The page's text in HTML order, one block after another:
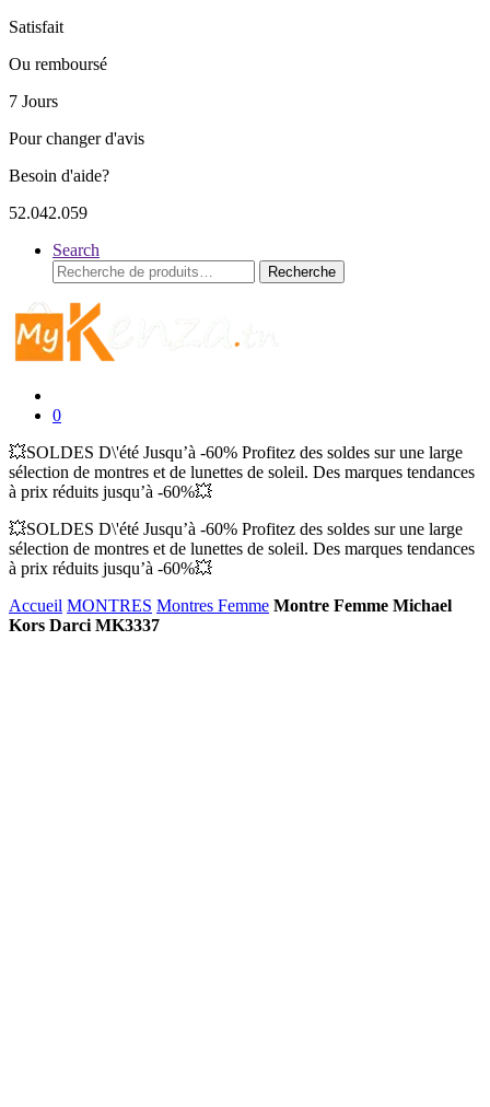
Satisfait
Ou remboursé
7 Jours
Pour changer d'avis
Besoin d'aide?
52.042.059
Search
Recherche
pour :
Recherche
0
💥SOLDES D\'été Jusqu’à -60% Profitez des soldes sur une large
sélection de montres et de lunettes de soleil. Des marques tendances
à prix réduits jusqu’à -60%💥
💥SOLDES D\'été Jusqu’à -60% Profitez des soldes sur une large
sélection de montres et de lunettes de soleil. Des marques tendances
à prix réduits jusqu’à -60%💥
Accueil MONTRES Montres Femme Montre Femme Michael
Kors Darci MK3337